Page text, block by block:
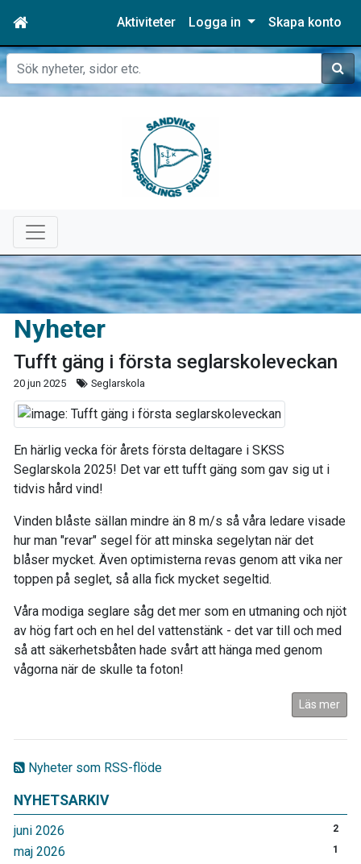
Aktiviteter Logga in Skapa konto
Sök
Nyheter som RSS-flöde
NYHETSARKIV
juni 2026 2
maj 2026 1
Nyheter
Tufft gäng i första seglarskoleveckan
20 jun 2025 Seglarskola
En härlig vecka för årets första deltagare i SKSS
Seglarskola 2025! Det var ett tufft gäng som gav sig ut i
tidvis hård vind!
Vinden blåste sällan mindre än 8 m/s så våra ledare visade
hur man "revar" segel för att minska segelytan när det
blåser mycket. Även optimisterna revas genom att vika ner
toppen på seglet, så alla fick mycket segeltid.
Våra modiga seglare såg det mer som en utmaning och njöt
av hög fart och en hel del vattenstänk - det var till och med
så att säkerhetsbåten hade svårt att hänga med genom
vågorna när de skulle ta foton!
Läs mer